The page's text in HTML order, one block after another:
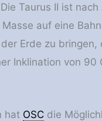
Taurus II ist nach
auf eine
Erde zu bringen,
Inklination von
hat OSCdie